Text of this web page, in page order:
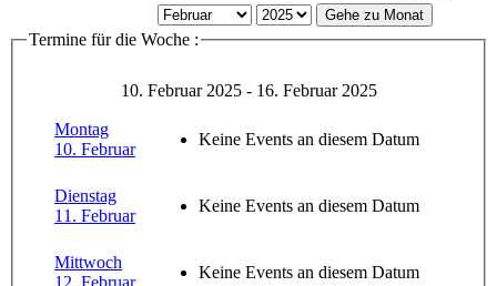
Gehe zu Monat
Termine für die Woche :
10. Februar 2025 - 16. Februar 2025
Montag
10. Februar
Keine Events an diesem Datum
Dienstag
11. Februar
Keine Events an diesem Datum
Mittwoch
Keine Events an diesem Datum